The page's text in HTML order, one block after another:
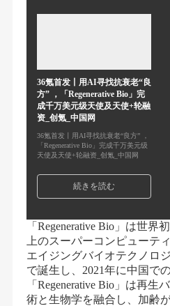
36氪首发丨用AI寻找抗衰老“良
方” ，「Regenerative Bio」完
成千万美元级天使及天使+轮融
资_创氪_中国网
36氪首发丨用AI寻找抗衰老“良方” ，
「Regenerative Bio」完成千万美元级
天使及天使+轮融资_创氪_中国网
続きを読む
「Regenerative Bio」は世界
上のスーパーコンピューテ
エイジングバイオテクノロ
で誕生し、2021年に中国で
「Regenerative Bio」は再
術と生物学を融合し、加齢